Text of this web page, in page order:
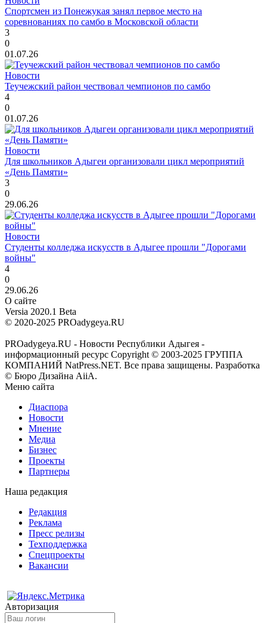
Спортсмен из Понежукая занял первое место на
соревнованиях по самбо в Московской области
3
0
01.07.26
Новости
Теучежский район чествовал чемпионов по самбо
4
0
01.07.26
Новости
Для школьников Адыгеи организовали цикл мероприятий
«День Памяти»
3
0
29.06.26
Новости
Студенты колледжа искусств в Адыгее прошли "Дорогами
войны"
4
0
29.06.26
О сайте
Versia 2020.1 Beta
© 2020-2025 PROadygeya.RU
PROadygeya.RU - Новости Республики Адыгея -
информационный ресурс Copyright © 2003-2025 ГРУППА
КОМПАНИЙ NatPress.NET. Все права защищены. Разработка
© Бюро Дизайна AiiA.
Меню сайта
Диаспора
Новости
Мнение
Медиа
Бизнес
Проекты
Партнеры
Наша редакция
Редакция
Реклама
Пресс релизы
Техподдержка
Спецпроекты
Вакансии
Авторизация